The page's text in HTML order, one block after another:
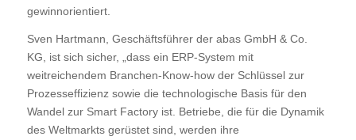
gewinnorientiert.
Sven Hartmann, Geschäftsführer der abas GmbH & Co.
KG, ist sich sicher, „dass ein ERP-System mit
weitreichendem Branchen-Know-how der Schlüssel zur
Prozesseffizienz sowie die technologische Basis für den
Wandel zur Smart Factory ist. Betriebe, die für die Dynamik
des Weltmarkts gerüstet sind, werden ihre